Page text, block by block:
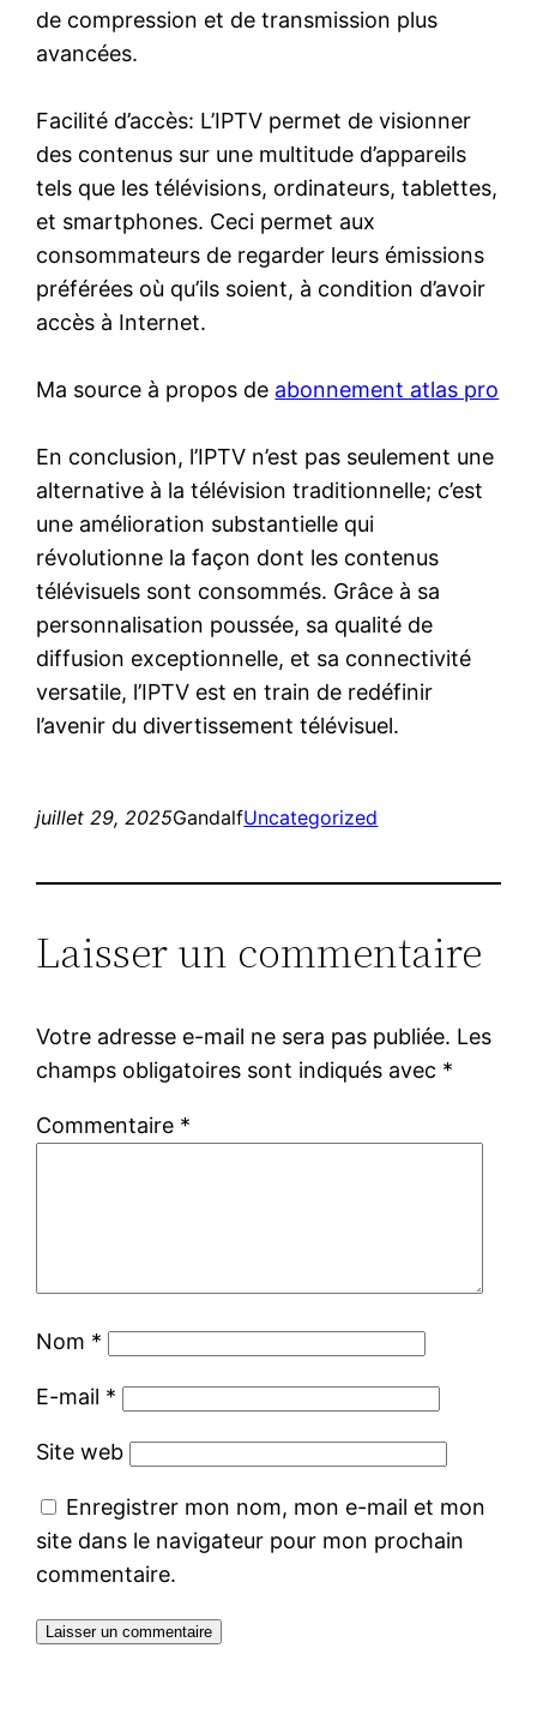
de compression et de transmission plus
avancées.
Facilité d’accès: L’IPTV permet de visionner
des contenus sur une multitude d’appareils
tels que les télévisions, ordinateurs, tablettes,
et smartphones. Ceci permet aux
consommateurs de regarder leurs émissions
préférées où qu’ils soient, à condition d’avoir
accès à Internet.
Ma source à propos de abonnement atlas pro
En conclusion, l’IPTV n’est pas seulement une
alternative à la télévision traditionnelle; c’est
une amélioration substantielle qui
révolutionne la façon dont les contenus
télévisuels sont consommés. Grâce à sa
personnalisation poussée, sa qualité de
diffusion exceptionnelle, et sa connectivité
versatile, l’IPTV est en train de redéfinir
l’avenir du divertissement télévisuel.
juillet 29, 2025GandalfUncategorized
Laisser un commentaire
Votre adresse e-mail ne sera pas publiée. Les
champs obligatoires sont indiqués avec *
Commentaire *
Nom *
E-mail *
Site web
Enregistrer mon nom, mon e-mail et mon
site dans le navigateur pour mon prochain
commentaire.